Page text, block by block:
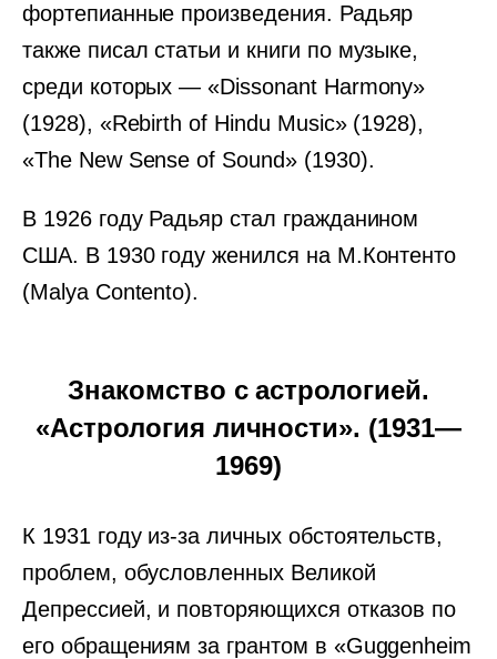
фортепианные произведения. Радьяр
также писал статьи и книги по музыке,
среди которых — «Dissonant Harmony»
(1928), «Rebirth of Hindu Music» (1928),
«The New Sense of Sound» (1930).
В 1926 году Радьяр стал гражданином
США. В 1930 году женился на М.Контенто
(Malya Contento).
Знакомство с астрологией.
«Астрология личности». (1931—
1969)
К 1931 году из-за личных обстоятельств,
проблем, обусловленных Великой
Депрессией, и повторяющихся отказов по
его обращениям за грантом в «Guggenheim